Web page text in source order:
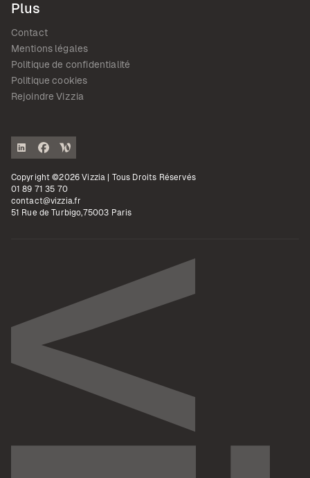
Plus
Contact
Mentions légales
Politique de confidentialité
Politique cookies
Rejoindre Vizzia
Copyright ©2026 Vizzia | Tous Droits Réservés
01 89 71 35 70
contact@vizzia.fr
51 Rue de Turbigo,75003 Paris